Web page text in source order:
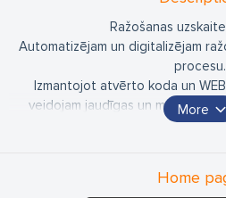
Ražošanas
Automatizējam un digitalizējam
procesu.
Izmantojot atvērto koda un
veidojam jaudīgas un modernas
procesu automatizēšanas un
More
Home